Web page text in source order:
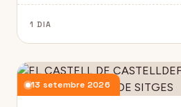
1 DIA
13 setembre 2026